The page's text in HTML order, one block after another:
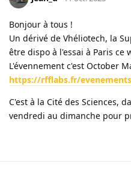
Bonjour à tous !
Un dérivé de Vhéliotech, la
être dispo à l'essai à Paris ce
L'évennement c'est October
https://rfflabs.fr/
C'est à la Cité des Sciences,
vendredi au dimanche pour